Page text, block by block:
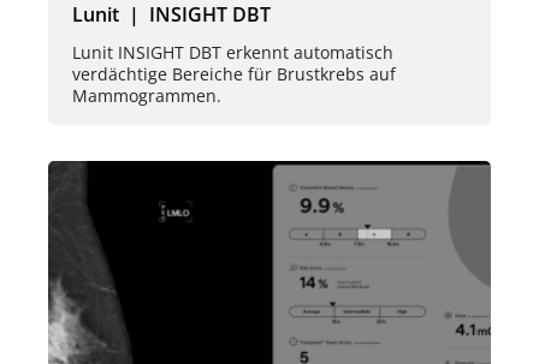
Lunit | INSIGHT DBT
Lunit INSIGHT DBT erkennt automatisch
verdächtige Bereiche für Brustkrebs auf
Mammogrammen.